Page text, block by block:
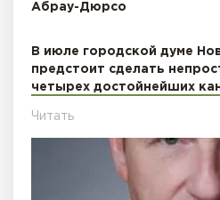
Абрау-Дюрсо
В июле городской думе
предстоит сделать
четырех достойнейших
Читать